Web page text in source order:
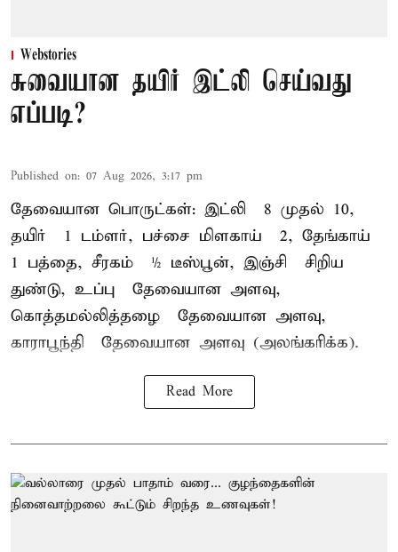
Webstories
சுவையான தயிர் இட்லி செய்வது
எப்படி?
Published on: 07 Aug 2026, 3:17 pm
தேவையான பொருட்கள்: இட்லி – 8 முதல் 10,
தயிர் – 1 டம்ளர், பச்சை மிளகாய் – 2, தேங்காய் –
1 பத்தை, சீரகம் – ½ டீஸ்பூன், இஞ்சி – சிறிய
துண்டு, உப்பு – தேவையான அளவு,
கொத்தமல்லித்தழை – தேவையான அளவு,
காராபூந்தி – தேவையான அளவு (அலங்கரிக்க).
Read More